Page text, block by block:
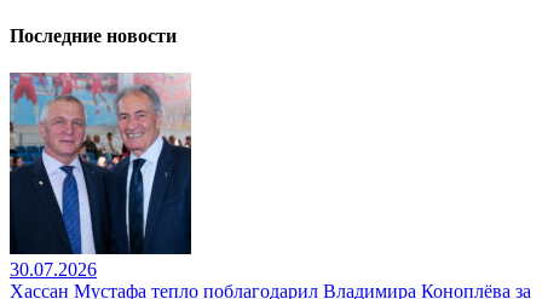
Последние новости
30.07.2026
Хассан Мустафа тепло поблагодарил Владимира Коноплёва за